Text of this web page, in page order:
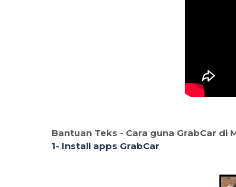
Bantuan Teks - Cara guna GrabCar di
1- Install apps GrabCar